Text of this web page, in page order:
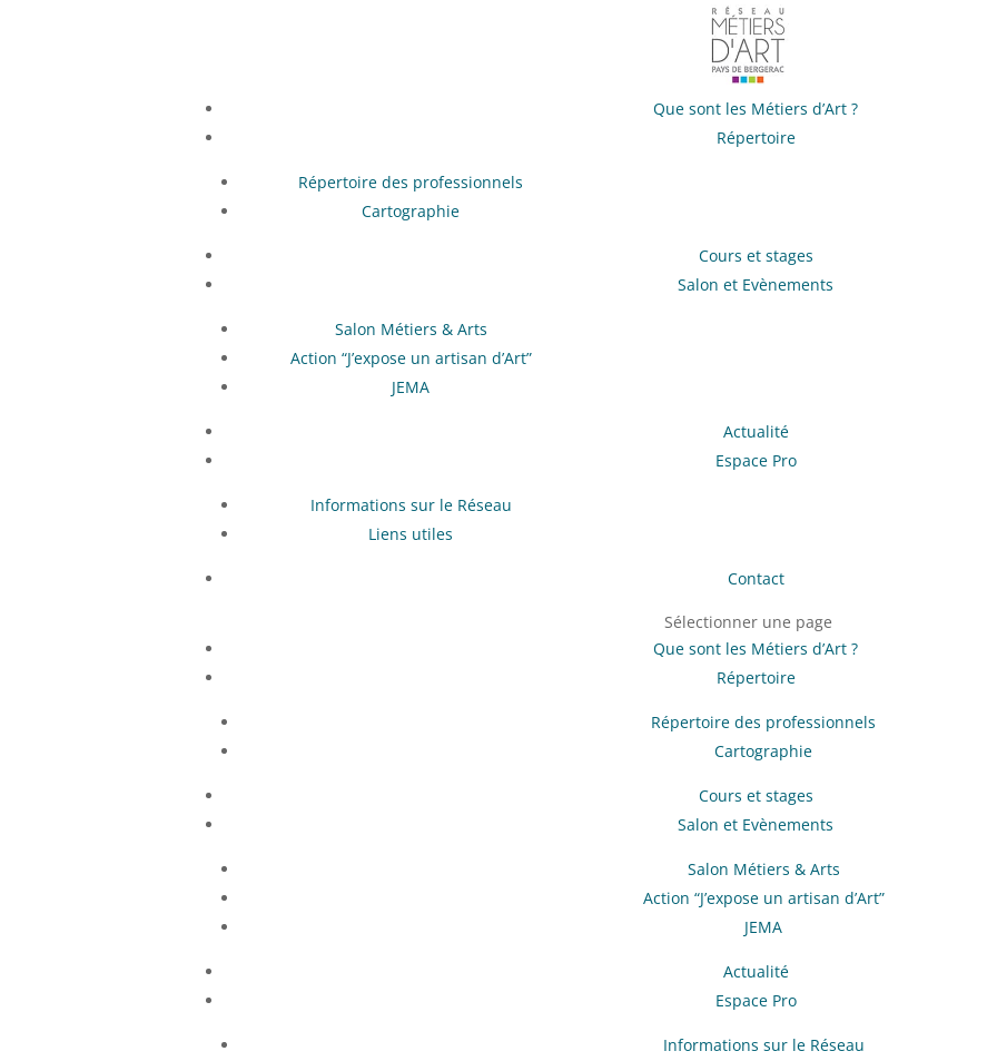
Que sont les Métiers d’Art ?
Répertoire
Répertoire des professionnels
Cartographie
Cours et stages
Salon et Evènements
Salon Métiers & Arts
Action “J’expose un artisan d’Art”
JEMA
Actualité
Espace Pro
Informations sur le Réseau
Liens utiles
Contact
Sélectionner une page
Que sont les Métiers d’Art ?
Répertoire
Répertoire des professionnels
Cartographie
Cours et stages
Salon et Evènements
Salon Métiers & Arts
Action “J’expose un artisan d’Art”
JEMA
Actualité
Espace Pro
Informations sur le Réseau